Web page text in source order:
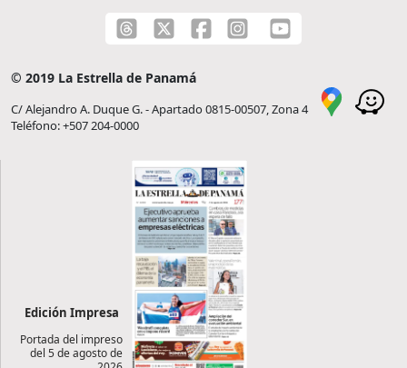
© 2019 La Estrella de Panamá
C/ Alejandro A. Duque G. - Apartado 0815-00507, Zona 4
Teléfono: +507 204-0000
Edición Impresa
Portada del impreso
del 5 de agosto de